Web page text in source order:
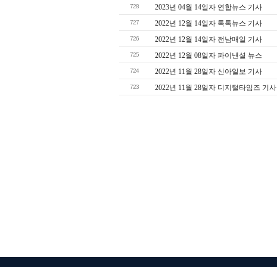
728 2023년 04월 14일자 연합뉴스 기사
727 2022년 12월 14일자 톡톡뉴스 기사
726 2022년 12월 14일자 전남매일 기사
725 2022년 12월 08일자 파이낸셜 뉴스
724 2022년 11월 28일자 신아일보 기사
723 2022년 11월 28일자 디지털타임즈 기사